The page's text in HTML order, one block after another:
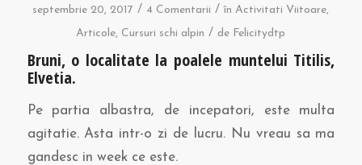
septembrie 20, 2017 / 4 Comentarii / înActivitati Viitoare,
Articole, Cursuri schi alpin / de Felicitydtp
Bruni, o localitate la poalele muntelui Titilis,
Elvetia.
Pe partia albastra, de incepatori, este multa
agitatie. Asta intr-o zi de lucru. Nu vreau sa ma
gandesc in week ce este.